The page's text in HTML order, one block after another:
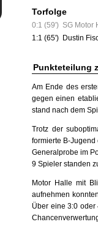
Torfolge
0:1 (59') SG Motor
1:1 (65') Dustin
Punkteteilung
Am Ende des
gegen einen
stand nach dem
Trotz der
formierte B-
Generalprobe im
9 Spieler standen
Motor Halle mit
aufnehmen
Über eine 3:0